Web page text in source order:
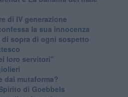
di IV generazione
la sua innocenza
sopra di ogni sospetto
loro servitori"
dai mutaforma?
di Goebbels